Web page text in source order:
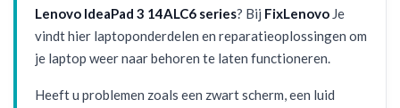
Lenovo IdeaPad 3 14ALC6 series? Bij FixLenovo Je
vindt hier laptoponderdelen en reparatieoplossingen om
je laptop weer naar behoren te laten functioneren.
Heeft u problemen zoals een zwart scherm, een luid